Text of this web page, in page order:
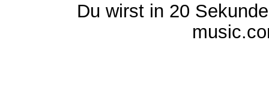
Du wirst in 20